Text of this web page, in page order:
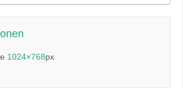
1024×768px